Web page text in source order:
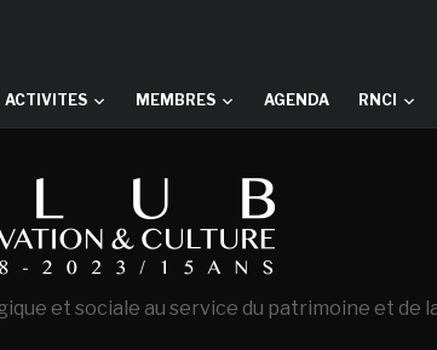
ACTIVITES MEMBRES AGENDA RNCI
et sociale au service du patrimoine et de